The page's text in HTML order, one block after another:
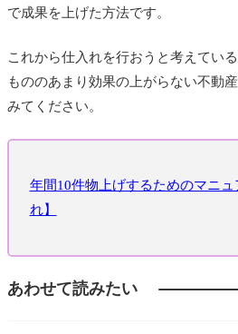
で成果を上げた方法です。
これから仕入れを行おうと考えてい
もののあまり効果の上がらない不動
みてください。
年間10件物上げするためのマニ
れ】
あわせて読みたい